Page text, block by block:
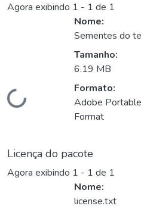
Agora exibindo 1 - 1 de 1
Carregando...
Nome:
Sementes do
Tamanho:
6.19 MB
Formato:
Adobe
Format
Licença do pacote
Agora exibindo 1 - 1 de 1
Nome:
license.txt